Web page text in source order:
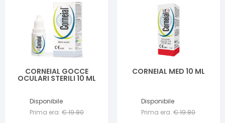
CORNEIAL GOCCE
OCULARI STERILI 10 ML
Disponibile
Prima era: €19.80
CORNEIAL MED 10 ML
Disponibile
Prima era: €19.80